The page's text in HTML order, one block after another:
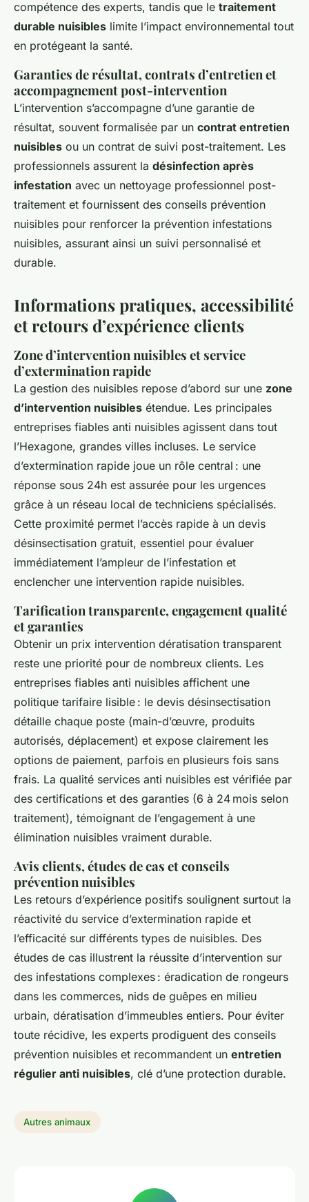
compétence des experts, tandis que le traitement
durable nuisibles limite l’impact environnemental tout
en protégeant la santé.
Garanties de résultat, contrats d’entretien et
accompagnement post-intervention
L’intervention s’accompagne d’une garantie de
résultat, souvent formalisée par un contrat entretien
nuisibles ou un contrat de suivi post-traitement. Les
professionnels assurent la désinfection après
infestation avec un nettoyage professionnel post-
traitement et fournissent des conseils prévention
nuisibles pour renforcer la prévention infestations
nuisibles, assurant ainsi un suivi personnalisé et
durable.
Informations pratiques, accessibilité
et retours d’expérience clients
Zone d’intervention nuisibles et service
d’extermination rapide
La gestion des nuisibles repose d’abord sur une zone
d’intervention nuisibles étendue. Les principales
entreprises fiables anti nuisibles agissent dans tout
l’Hexagone, grandes villes incluses. Le service
d’extermination rapide joue un rôle central : une
réponse sous 24h est assurée pour les urgences
grâce à un réseau local de techniciens spécialisés.
Cette proximité permet l’accès rapide à un devis
désinsectisation gratuit, essentiel pour évaluer
immédiatement l’ampleur de l’infestation et
enclencher une intervention rapide nuisibles.
Tarification transparente, engagement qualité
et garanties
Obtenir un prix intervention dératisation transparent
reste une priorité pour de nombreux clients. Les
entreprises fiables anti nuisibles affichent une
politique tarifaire lisible : le devis désinsectisation
détaille chaque poste (main-d’œuvre, produits
autorisés, déplacement) et expose clairement les
options de paiement, parfois en plusieurs fois sans
frais. La qualité services anti nuisibles est vérifiée par
des certifications et des garanties (6 à 24 mois selon
traitement), témoignant de l’engagement à une
élimination nuisibles vraiment durable.
Avis clients, études de cas et conseils
prévention nuisibles
Les retours d’expérience positifs soulignent surtout la
réactivité du service d’extermination rapide et
l’efficacité sur différents types de nuisibles. Des
études de cas illustrent la réussite d’intervention sur
des infestations complexes : éradication de rongeurs
dans les commerces, nids de guêpes en milieu
urbain, dératisation d’immeubles entiers. Pour éviter
toute récidive, les experts prodiguent des conseils
prévention nuisibles et recommandent un entretien
régulier anti nuisibles, clé d’une protection durable.
Autres animaux